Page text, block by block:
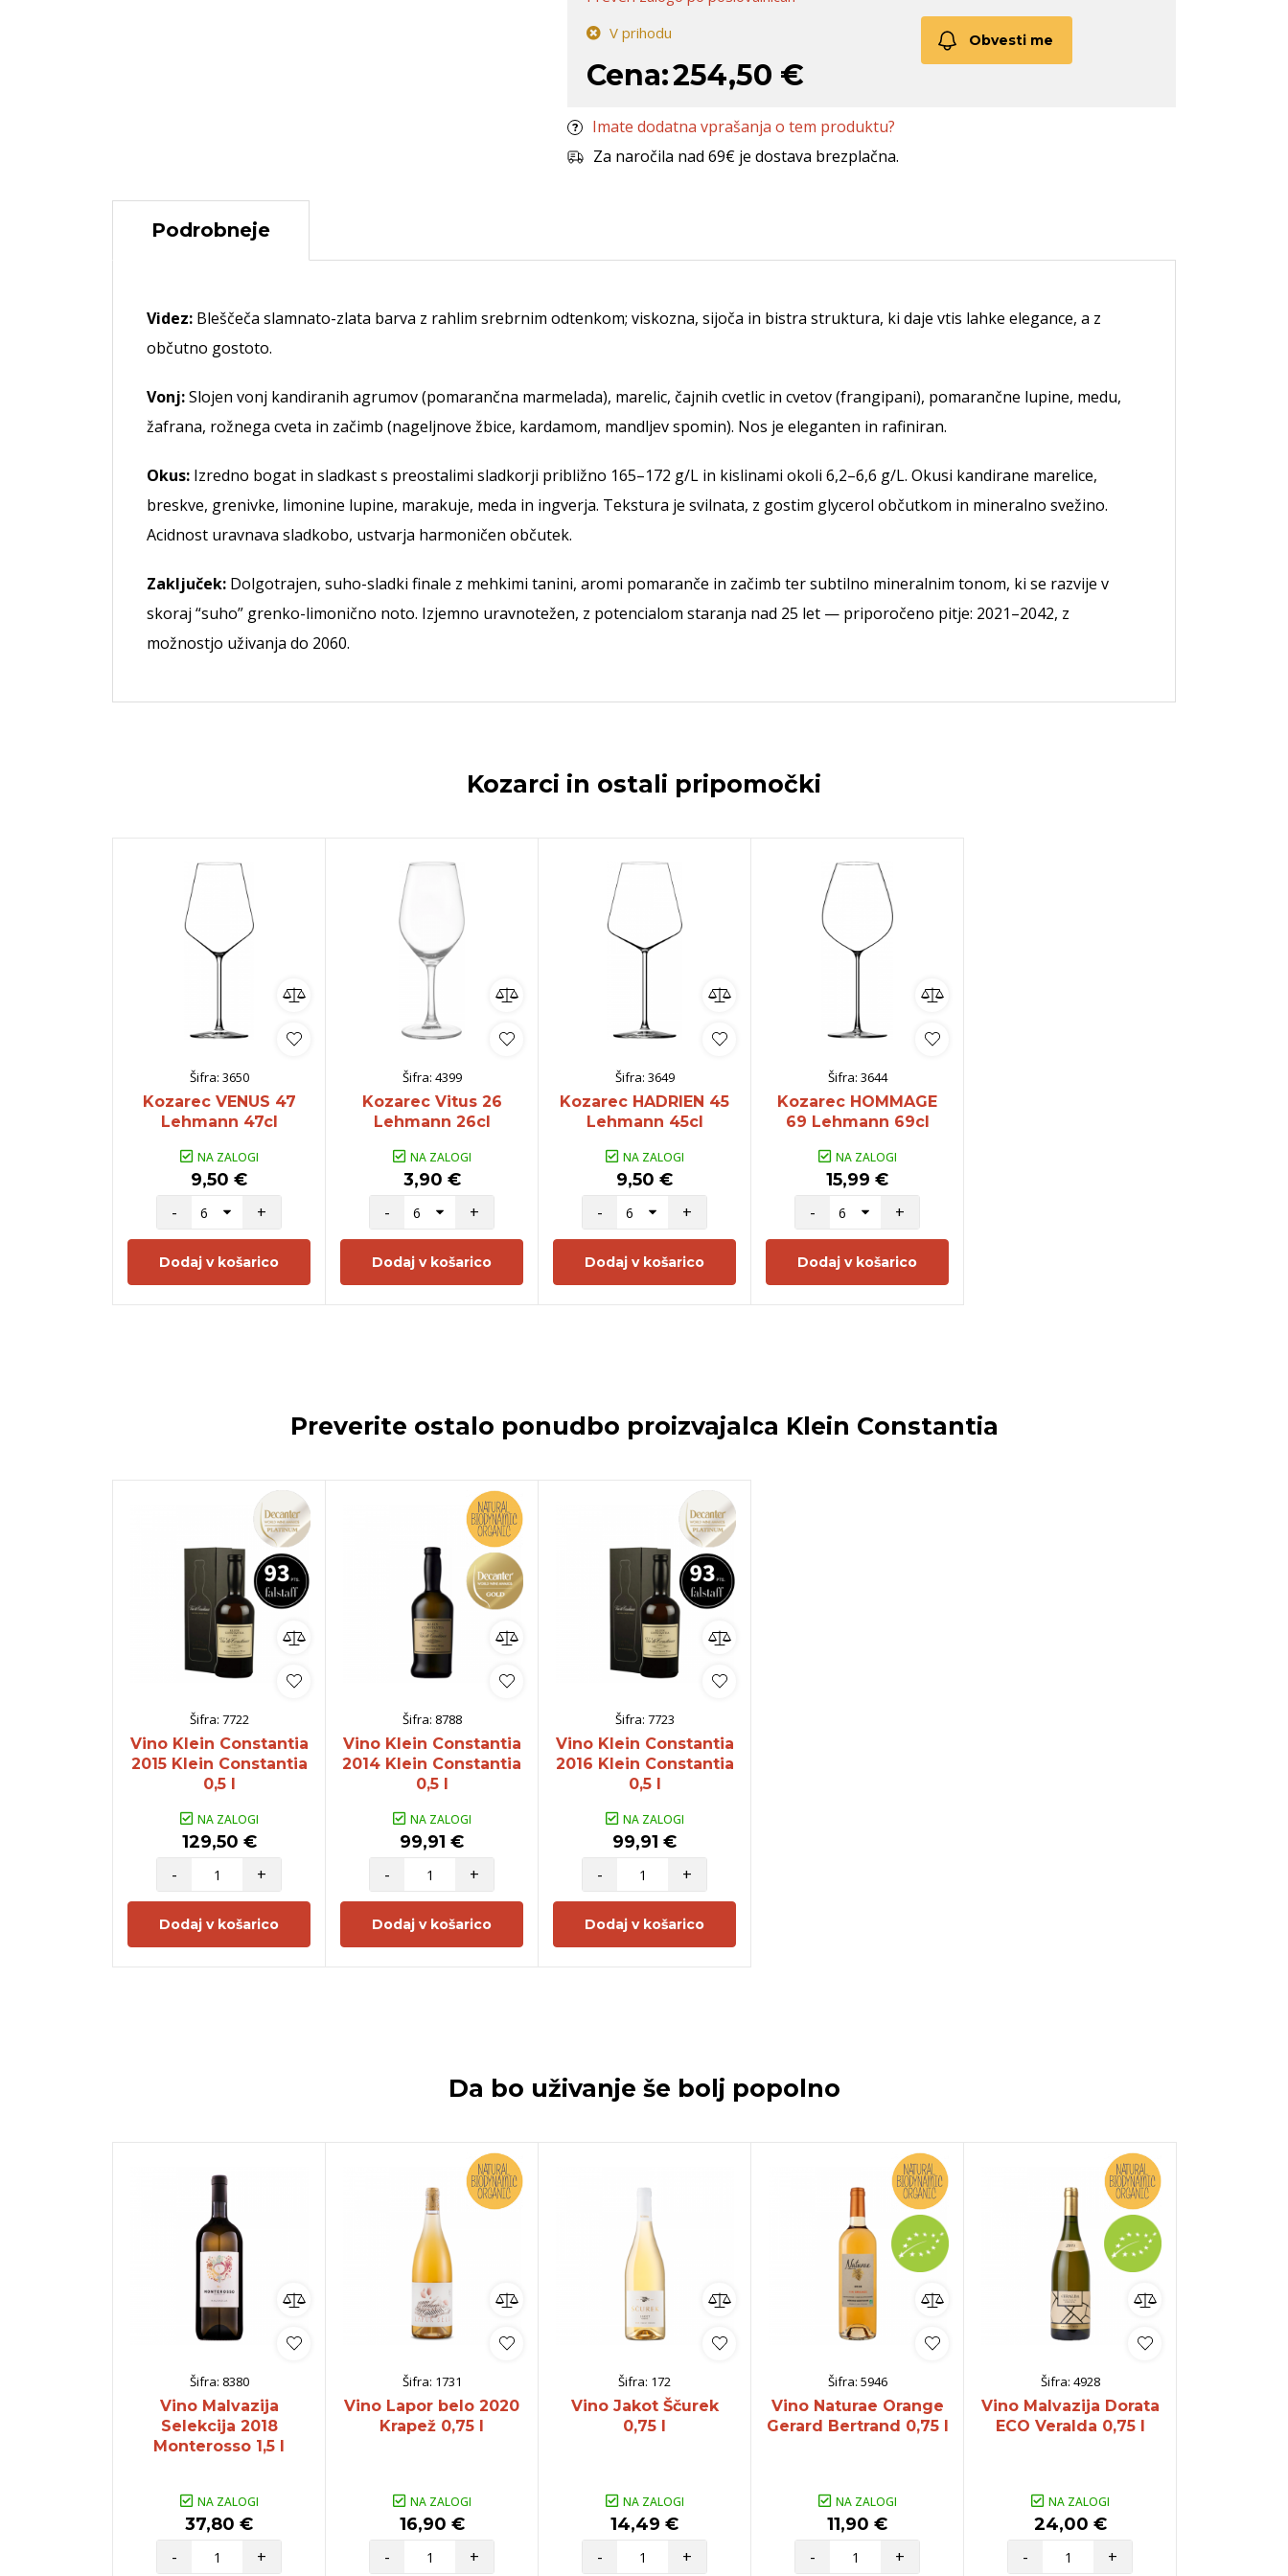
V prihodu
Cena:254,50 €
Obvesti me
Imate dodatna vprašanja o tem produktu?
Za naročila nad 69€ je dostava brezplačna.
Podrobneje
Videz: Bleščeča slamnato-zlata barva z rahlim srebrnim odtenkom; viskozna, sijoča in bistra struktura, ki daje vtis lahke elegance, a z
občutno gostoto.
Vonj:Slojen vonj kandiranih agrumov (pomarančna marmelada), marelic, čajnih cvetlic in cvetov (frangipani), pomarančne lupine, medu,
žafrana, rožnega cveta in začimb (nageljnove žbice, kardamom, mandljev spomin). Nos je eleganten in rafiniran.
Okus: Izredno bogat in sladkast s preostalimi sladkorji približno 165–172 g/L in kislinami okoli 6,2–6,6 g/L. Okusi kandirane marelice,
breskve, grenivke, limonine lupine, marakuje, meda in ingverja. Tekstura je svilnata, z gostim glycerol občutkom in mineralno svežino.
Acidnost uravnava sladkobo, ustvarja harmoničen občutek.
Zaključek: Dolgotrajen, suho-sladki finale z mehkimi tanini, aromi pomaranče in začimb ter subtilno mineralnim tonom, ki se razvije v
skoraj “suho” grenko-limonično noto. Izjemno uravnotežen, z potencialom staranja nad 25 let — priporočeno pitje: 2021–2042, z
možnostjo uživanja do 2060.
Kozarci in ostali pripomočki
Šifra: 3650
Kozarec VENUS 47
Lehmann 47cl
NA ZALOGI
9,50 €
-
+
Dodaj v košarico
Šifra: 4399
Kozarec Vitus 26
Lehmann 26cl
NA ZALOGI
3,90 €
-
+
Dodaj v košarico
Šifra: 3649
Kozarec HADRIEN 45
Lehmann 45cl
NA ZALOGI
9,50 €
-
+
Dodaj v košarico
Šifra: 3644
Kozarec HOMMAGE
69 Lehmann 69cl
NA ZALOGI
15,99 €
-
+
Dodaj v košarico
Preverite ostalo ponudbo proizvajalca Klein Constantia
Šifra: 7722
Vino Klein Constantia
2015 Klein Constantia
0,5 l
NA ZALOGI
129,50 €
-
+
Dodaj v košarico
Šifra: 8788
Vino Klein Constantia
2014 Klein Constantia
0,5 l
NA ZALOGI
99,91 €
-
+
Dodaj v košarico
Šifra: 7723
Vino Klein Constantia
2016 Klein Constantia
0,5 l
NA ZALOGI
99,91 €
-
+
Dodaj v košarico
Da bo uživanje še bolj popolno
Šifra: 8380
Vino Malvazija
Selekcija 2018
Monterosso 1,5 l
NA ZALOGI
37,80 €
-
+
Šifra: 1731
Vino Lapor belo 2020
Krapež 0,75 l
NA ZALOGI
16,90 €
-
+
Šifra: 172
Vino Jakot Ščurek
0,75 l
NA ZALOGI
14,49 €
-
+
Šifra: 5946
Vino Naturae Orange
Gerard Bertrand 0,75 l
NA ZALOGI
11,90 €
-
+
Šifra: 4928
Vino Malvazija Dorata
ECO Veralda 0,75 l
NA ZALOGI
24,00 €
-
+